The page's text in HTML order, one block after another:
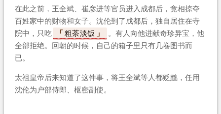
在此之前，王全斌、崔彦进等官员进入成都后，竞相掠夺
百姓家中的财物和女子。沈伦到了成都后，独自居住在寺
院中，只吃
粗茶淡饭
。有人向他进献奇珍异宝，他
全部拒绝。回朝的时候，自己的箱子里只有几卷图书而
已。
太祖皇帝后来知道了这件事，将王全斌等人都贬黜，任用
沈伦为户部侍郎、枢密副使。